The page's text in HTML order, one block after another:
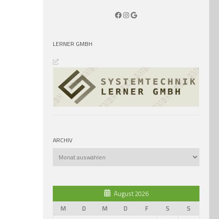
Facebook
Instagram
Google
LERNER GMBH
ARCHIV
August 2026
M
D M D F S
S